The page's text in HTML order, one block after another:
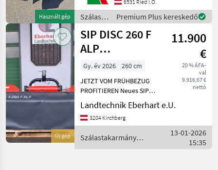
Használt gép
Schwadformer 1000 U/min
rechts Gelenkwelle
Verschleißkufen
Fördertrommel Gerne u
6531 Ried I.O.
Szálastakarmány
betakarítók
/ SIP
Premium Plus kereskedő
Új gép
SIP DISC 260 F
ALP
Frontmähwerk
11.900
€
20 % ÁFA-
val
9.916,67 €
nettó
Gy. év 2026
260 cm
JETZT VOM FRÜHBEZUG
PROFITIEREN Neues SIP
Frontmähwerk DISC 260 F
ALP (1000 oder 540 U/min)
inkl. Gelenkwelle LANG
REFORM Arbeitsb
Landtechnik Eberhart e.U.
3204 Kirchberg
Szálastakarmány
betakarítók / SIP
13-01-2026
15:35